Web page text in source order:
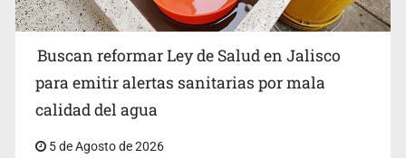
Mueren cuatro personas por volcadura en San Miguel el
Buscan reformar Ley de Salud en Jalisco
para emitir alertas sanitarias por mala
calidad del agua
5 de Agosto de 2026